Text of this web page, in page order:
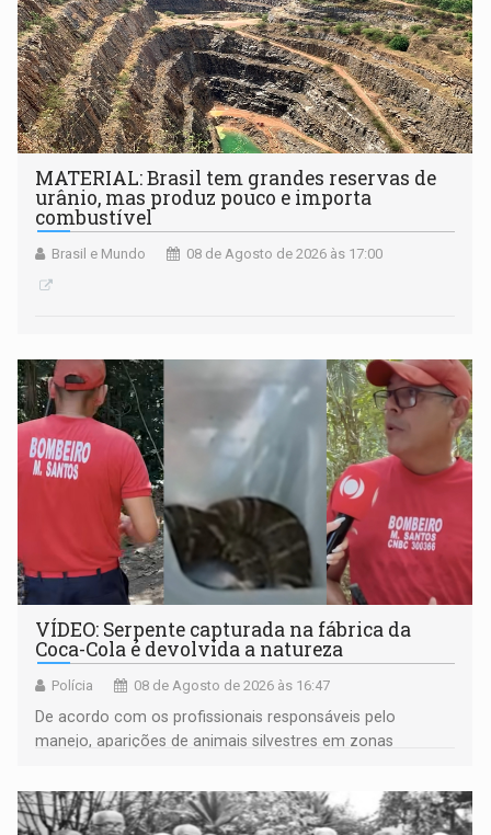
MATERIAL: Brasil tem grandes reservas de
urânio, mas produz pouco e importa
combustível
Brasil e Mundo 08 de Agosto de 2026 às 17:00
VÍDEO: Serpente capturada na fábrica da
Coca-Cola é devolvida a natureza
Polícia 08 de Agosto de 2026 às 16:47
De acordo com os profissionais responsáveis pelo
manejo, aparições de animais silvestres em zonas